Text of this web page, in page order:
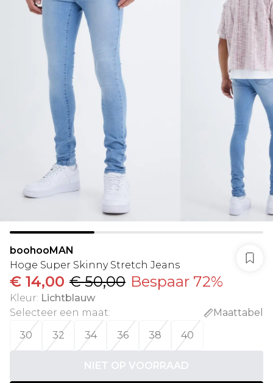
boohooMAN
Hoge Super Skinny Stretch Jeans
€ 14,00 € 50,00 Bespaar 72%
Kleur: Lichtblauw
Selecteer een maat:
Maattabel
30
32 34 36 38 40
NIET OP VOORRAAD